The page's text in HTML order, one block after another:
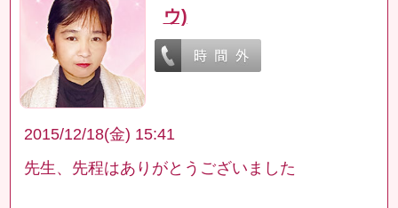
ウ)
2015/12/18(金) 15:41
先生、先程はありがとうございました